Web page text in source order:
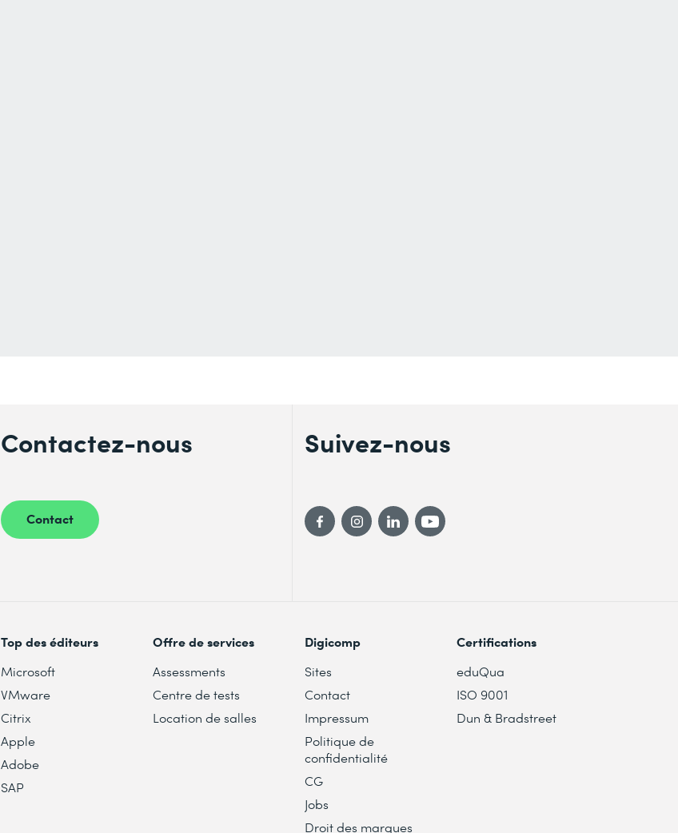
Contactez-nous
Contact
Suivez-nous
Top des éditeurs
Microsoft
VMware
Citrix
Apple
Adobe
SAP
Offre de services
Assessments
Centre de tests
Location de salles
Digicomp
Sites
Contact
Impressum
Politique de
confidentialité
CG
Jobs
Droit des marques
Certifications
eduQua
ISO 9001
Dun & Bradstreet